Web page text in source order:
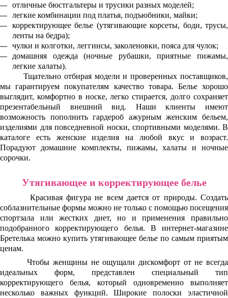
отличные бюстгальтеры и трусики разных моделей;
легкие комбинации под платья, подъюбники, майки;
корректирующее белье (утягивающие корсеты, боди, трусы,
ленты на бедра);
чулки и колготки, леггинсы, заколеновки, пояса для чулок;
домашняя одежда (ночные рубашки, приятные пижамы,
легкие халаты).
Тщательно отбирая модели и проверенных поставщиков,
мы гарантируем покупателям качество товара. Белье хорошо
выглядит, комфортно в носке, легко стирается, долго сохраняет
презентабельный внешний вид. Наши клиенты имеют
возможность пополнить гардероб ажурным женским бельем,
изделиями для повседневной носки, спортивными моделями. В
каталоге есть женские изделия на любой вкус и возраст.
Порадуют домашние комплекты, пижамы, халаты и ночные
сорочки.
Утягивающее и корректирующее белье
Красивая фигура не всем дается от природы. Создать
соблазнительные формы можно не только с помощью посещения
спортзала или жестких диет, но и применения правильно
подобранного корректирующего белья. В интернет-магазине
Бретелька можно купить утягивающее белье по самым приятым
ценам.
Чтобы женщины не ощущали дискомфорт от не всегда
идеальных форм, представлен специальный тип
корректирующего белья, который одновременно выполняет
несколько важных функций. Широкие полоски эластичной